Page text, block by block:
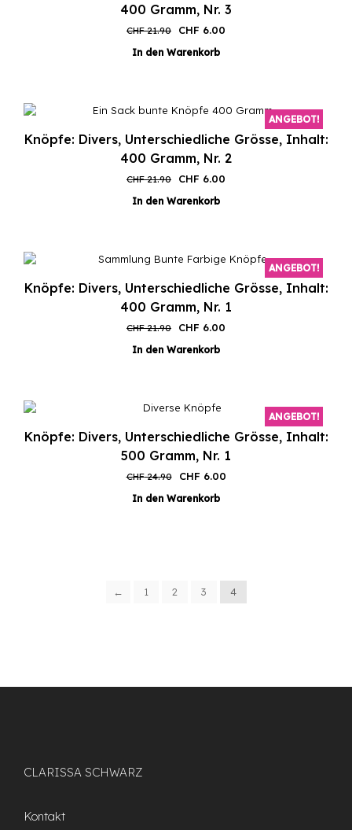
400 Gramm, Nr. 3
CHF21.90
Ursprünglicher
Preis
war:
CHF 6.00
In den Warenkorb
ANGEBOT!
Knöpfe: Divers, Unterschiedliche Grösse, Inhalt:
400 Gramm, Nr. 2
CHF21.90
Ursprünglicher
Preis
war:
CHF 6.00
In den Warenkorb
ANGEBOT!
Knöpfe: Divers, Unterschiedliche Grösse, Inhalt:
400 Gramm, Nr. 1
CHF21.90
Ursprünglicher
Preis
war:
CHF 6.00
In den Warenkorb
ANGEBOT!
Knöpfe: Divers, Unterschiedliche Grösse, Inhalt:
500 Gramm, Nr. 1
CHF24.90
Ursprünglicher
Preis
war:
CHF 6.00Aktueller
In den Warenkorb
← 1 2 3 4
CLARISSA SCHWARZ
Kontakt